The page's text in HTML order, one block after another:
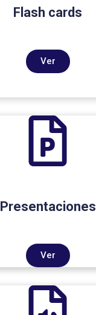
Flash cards
Ver
Presentaciones
Ver